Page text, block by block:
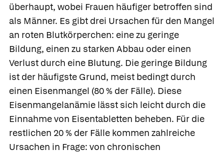
überhaupt, wobei Frauen häufiger betroffen sind
als Männer. Es gibt drei Ursachen für den Mangel
an roten Blutkörperchen: eine zu geringe
Bildung, einen zu starken Abbau oder einen
Verlust durch eine Blutung. Die geringe Bildung
ist der häufigste Grund, meist bedingt durch
einen Eisenmangel (80 % der Fälle). Diese
Eisenmangelanämie lässt sich leicht durch die
Einnahme von Eisentabletten beheben. Für die
restlichen 20 % der Fälle kommen zahlreiche
Ursachen in Frage: von chronischen